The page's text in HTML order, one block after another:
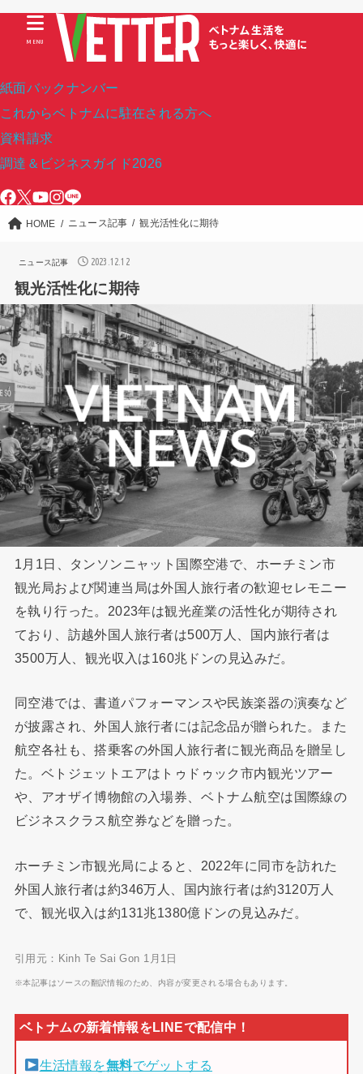
紙面バックナンバー
これからベトナムに駐在される方へ
資料請求
調達＆ビジネスガイド2026
MENU
HOME ニュース記事 観光活性化に期待
ニュース記事 2023.12.12
観光活性化に期待
1月1日、タンソンニャット国際空港で、ホーチミン市
観光局および関連当局は外国人旅行者の歓迎セレモニー
を執り行った。2023年は観光産業の活性化が期待され
ており、訪越外国人旅行者は500万人、国内旅行者は
3500万人、観光収入は160兆ドンの見込みだ。
同空港では、書道パフォーマンスや民族楽器の演奏など
が披露され、外国人旅行者には記念品が贈られた。また
航空各社も、搭乗客の外国人旅行者に観光商品を贈呈し
た。ベトジェットエアはトゥドゥック市内観光ツアー
や、アオザイ博物館の入場券、ベトナム航空は国際線の
ビジネスクラス航空券などを贈った。
ホーチミン市観光局によると、2022年に同市を訪れた
外国人旅行者は約346万人、国内旅行者は約3120万人
で、観光収入は約131兆1380億ドンの見込みだ。
引用元：Kinh Te Sai Gon 1月1日
※本記事はソースの翻訳情報のため、内容が変更される場合もあります。
生活情報を無料でゲットする